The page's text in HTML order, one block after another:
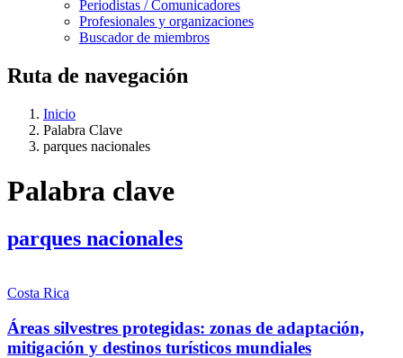
Periodistas / Comunicadores
Profesionales y organizaciones
Buscador de miembros
Ruta de navegación
Inicio
Palabra Clave
parques nacionales
Palabra clave
parques nacionales
Costa Rica
Áreas silvestres protegidas: zonas de adaptación,
mitigación y destinos turísticos mundiales